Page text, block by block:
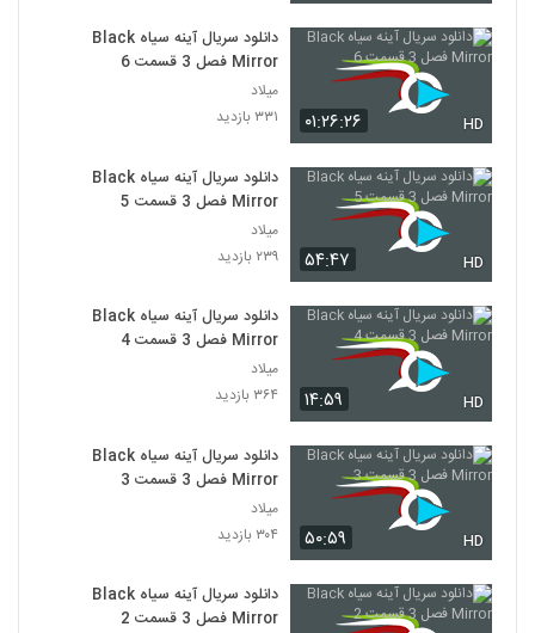
۰۱:۲۶:۲۶ HD
دانلود سریال آینه سیاه Black
Mirror فصل 3 قسمت 6
میلاد
۳۳۱ بازدید
۵۴:۴۷ HD
دانلود سریال آینه سیاه Black
Mirror فصل 3 قسمت 5
میلاد
۲۳۹ بازدید
۱۴:۵۹ HD
دانلود سریال آینه سیاه Black
Mirror فصل 3 قسمت 4
میلاد
۳۶۴ بازدید
۵۰:۵۹ HD
دانلود سریال آینه سیاه Black
Mirror فصل 3 قسمت 3
میلاد
۳۰۴ بازدید
دانلود سریال آینه سیاه Black
Mirror فصل 3 قسمت 2